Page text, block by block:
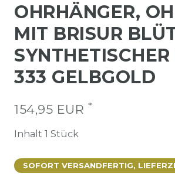
OHRHÄNGER,
MIT BRISUR
333 GELBGOLD
154,95 EUR *
Inhalt 1 Stück
SOFORT VERSANDFERTIG,